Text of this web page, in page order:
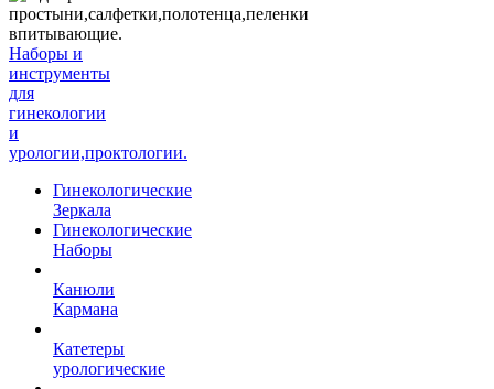
Наборы и
инструменты
для
гинекологии
и
урологии,проктологии.
Гинекологические
Зеркала
Гинекологические
Наборы
Канюли
Кармана
Катетеры
урологические